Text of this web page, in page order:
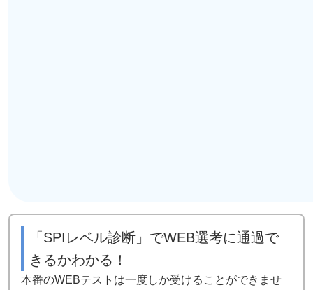
「SPIレベル診断」でWEB選考に通過で
きるかわかる！
本番のWEBテストは一度しか受けることができませ